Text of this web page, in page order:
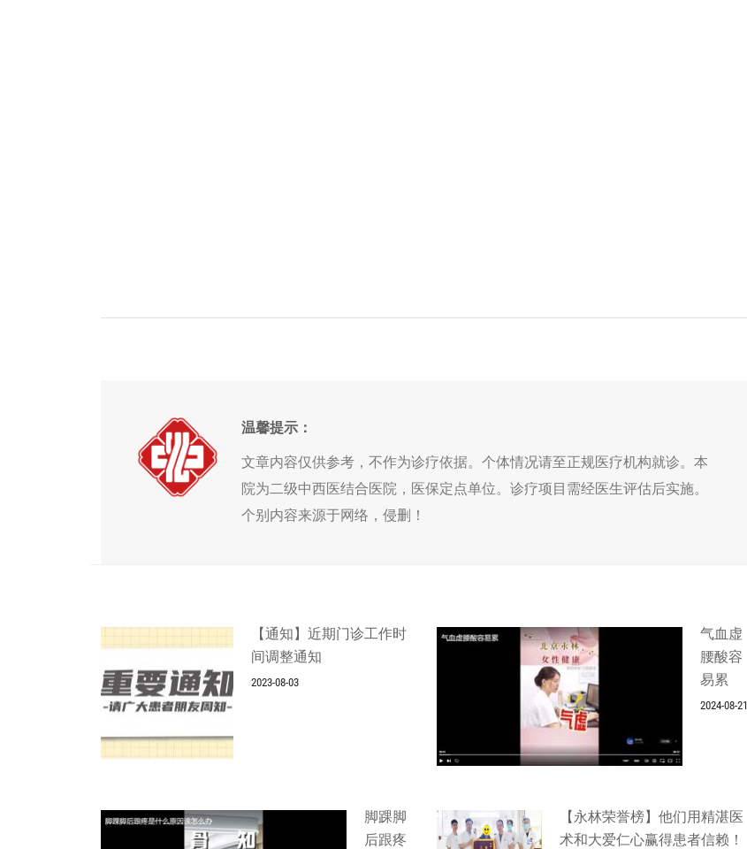
温馨提示：
文章内容仅供参考，不作为诊疗依据。个体情况请至正规医疗机构就诊。本
院为二级中西医结合医院，医保定点单位。诊疗项目需经医生评估后实施。
个别内容来源于网络，侵删！
【通知】近期门诊工作时
间调整通知
2023-08-03
气血虚
腰酸容
易累
2024-08-21
脚踝脚
后跟疼
【永林荣誉榜】他们用精湛医
术和大爱仁心赢得患者信赖！